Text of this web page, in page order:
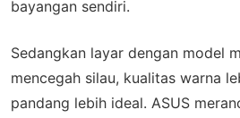
bayangan sendiri.
Sedangkan layar dengan model
mencegah silau, kualitas warna
pandang lebih ideal. ASUS